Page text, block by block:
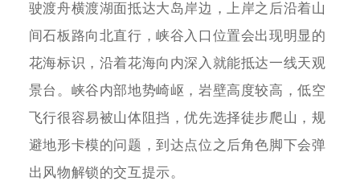
驶渡舟横渡湖面抵达大岛岸边，上岸之后沿着山
间石板路向北直行，峡谷入口位置会出现明显的
花海标识，沿着花海向内深入就能抵达一线天观
景台。峡谷内部地势崎岖，岩壁高度较高，低空
飞行很容易被山体阻挡，优先选择徒步爬山，规
避地形卡模的问题，到达点位之后角色脚下会弹
出风物解锁的交互提示。